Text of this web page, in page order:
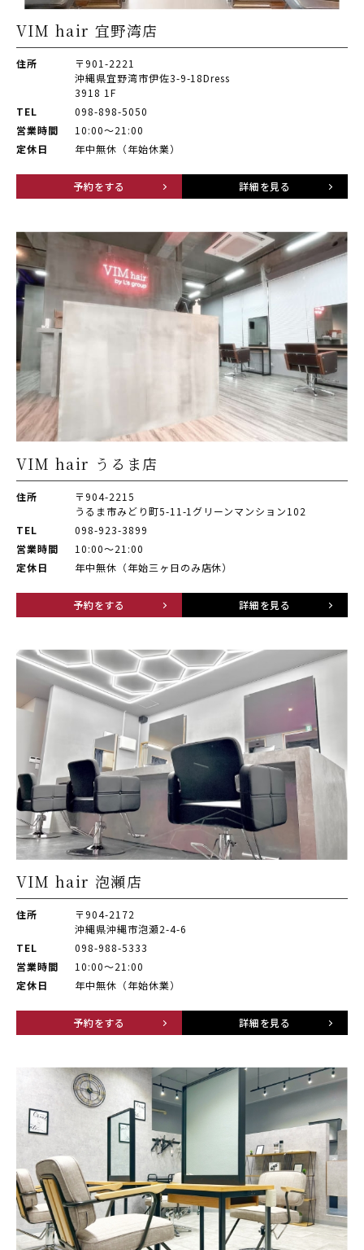
VIM hair 宜野湾店
住所
〒901-2221
沖縄県宜野湾市伊佐3-9-18Dress
3918 1F
TEL
098-898-5050
営業時間
10:00～21:00
定休日
年中無休（年始休業）
予約をする 詳細を見る
VIM hair うるま店
住所
〒904-2215
うるま市みどり町5-11-1グリーンマンション102
TEL
098-923-3899
営業時間
10:00～21:00
定休日
年中無休（年始三ヶ日のみ店休）
予約をする 詳細を見る
VIM hair 泡瀬店
住所
〒904-2172
沖縄県沖縄市泡瀬2-4-6
TEL
098-988-5333
営業時間
10:00〜21:00
定休日
年中無休（年始休業）
予約をする 詳細を見る